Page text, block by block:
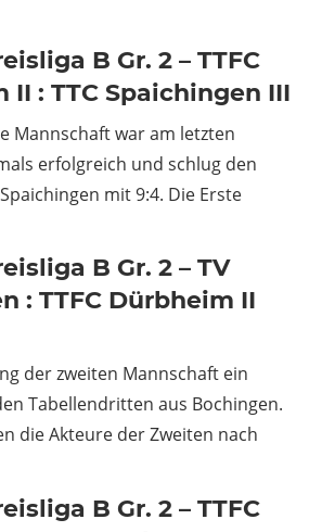
B Gr. 2 – TTFC
II : TTC Spaichingen III
Mannschaft war am letzten
erfolgreich und schlug den
mit 9:4. Die Erste
B Gr. 2 – TV
: TTFC Dürbheim II
der zweiten Mannschaft ein
Tabellendritten aus Bochingen.
die Akteure der Zweiten nach
B Gr. 2 – TTFC